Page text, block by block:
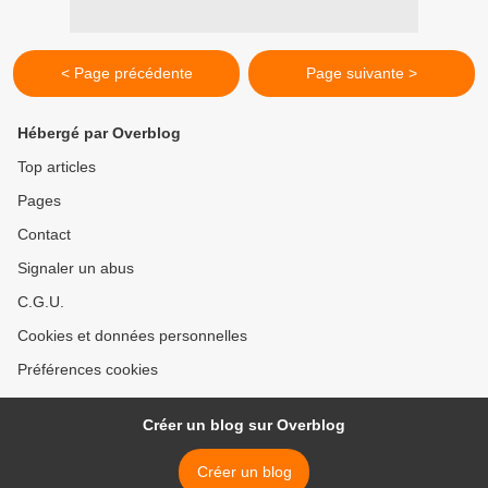
< Page précédente Page suivante >
Hébergé par Overblog
Top articles
Pages
Contact
Signaler un abus
C.G.U.
Cookies et données personnelles
Préférences cookies
Créer un blog sur Overblog
Créer un blog